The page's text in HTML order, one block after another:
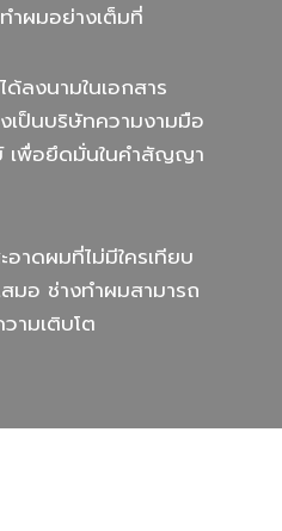
ำผมอย่างเต็มที่
ลงนามในเอกสาร
เป็นบริษัทความงามมือ
เพื่อยึดมั่นในคำสัญญา
ดผมที่ไม่มีใครเทียบ
มอ ช่างทำผมสามารถ
ามเติบโต